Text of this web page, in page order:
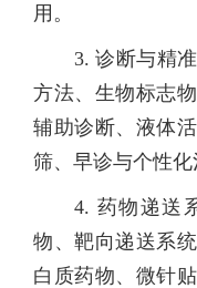
用。
3. 诊断与精
方法、生物标志
辅助诊断、液体
筛、早诊与个性化
4. 药物递送
物、靶向递送系
白质药物、微针